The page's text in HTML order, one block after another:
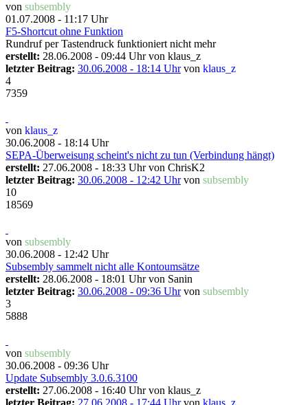
von subsembly
01.07.2008 - 11:17 Uhr
F5-Shortcut ohne Funktion
Rundruf per Tastendruck funktioniert nicht mehr
erstellt: 28.06.2008 - 09:44 Uhr von klaus_z
letzter Beitrag: 30.06.2008 - 18:14 Uhrvon klaus_z
4
7359
von klaus_z
30.06.2008 - 18:14 Uhr
SEPA-Überweisung scheint's nicht zu tun (Verbindung hängt)
erstellt: 27.06.2008 - 18:33 Uhr von ChrisK2
letzter Beitrag: 30.06.2008 - 12:42 Uhrvon subsembly
10
18569
von subsembly
30.06.2008 - 12:42 Uhr
Subsembly sammelt nicht alle Kontoumsätze
erstellt: 28.06.2008 - 18:01 Uhr von Sanin
letzter Beitrag: 30.06.2008 - 09:36 Uhrvon subsembly
3
5888
von subsembly
30.06.2008 - 09:36 Uhr
Update Subsembly 3.0.6.3100
erstellt: 27.06.2008 - 16:40 Uhr von klaus_z